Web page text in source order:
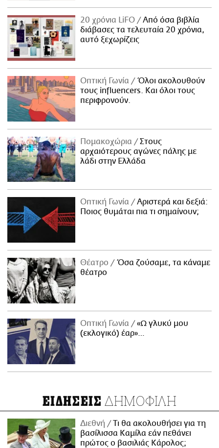
20 χρόνια LiFO
Από όσα βιβλία
διάβασες τα τελευταία 20 χρόνια,
αυτό ξεχωρίζεις
Οπτική Γωνία
Όλοι ακολουθούν
τους influencers. Και όλοι τους
περιφρονούν.
Πομακοχώρια
Στους
αρχαιότερους αγώνες πάλης με
λάδι στην Ελλάδα
Οπτική Γωνία
Αριστερά και δεξιά:
Ποιος θυμάται πια τι σημαίνουν;
Θέατρο
Όσα ζούσαμε, τα κάναμε
θέατρο
Οπτική Γωνία
«Ω γλυκύ μου
(εκλογικό) έαρ»…
ΕΙΔΗΣΕΙΣ ΔΗΜΟΦΙΛΗ
Διεθνή
Τι θα ακολουθήσει για τη
βασίλισσα Καμίλα εάν πεθάνει
πρώτος ο βασιλιάς Κάρολος;